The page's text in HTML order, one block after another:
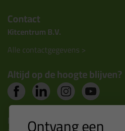
Contact
Kitcentrum B.V.
Alle contactgegevens >
Altijd op de hoogte blijven?
Nieuws, tips en exclusieve